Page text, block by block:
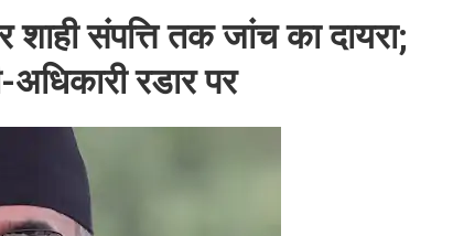
शाही संपत्ति तक जांच का दायरा;
रडार पर